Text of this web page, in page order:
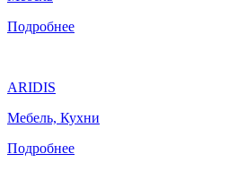
Подробнее
ARIDIS
Мебель, Кухни
Подробнее